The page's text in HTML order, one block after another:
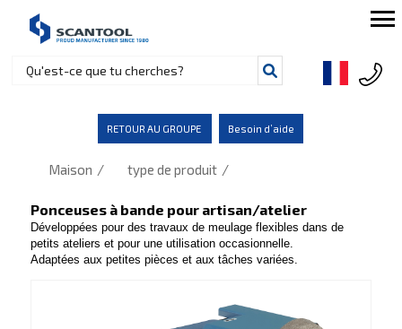
RETOUR AU GROUPE Besoin d’aide
Maison / type de produit /
Ponceuses à bande pour artisan/atelier
Développées pour des travaux de meulage flexibles dans de
petits ateliers et pour une utilisation occasionnelle.
Adaptées aux petites pièces et aux tâches variées.